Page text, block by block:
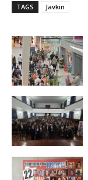
TAGS Javkin